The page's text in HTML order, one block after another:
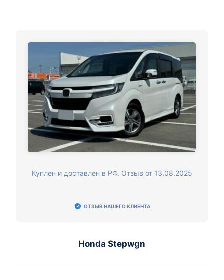
Куплен и доставлен в РФ. Отзыв от 13.08.2025
ОТЗЫВ НАШЕГО КЛИЕНТА
Honda Stepwgn